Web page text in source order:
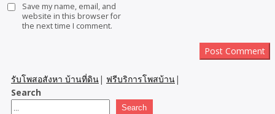
Save my name, email, and
website in this browser for
the next time I comment.
รับโพสอสังหา บ้านที่ดิน| ฟรีบริการโพสบ้าน|
Search
Search